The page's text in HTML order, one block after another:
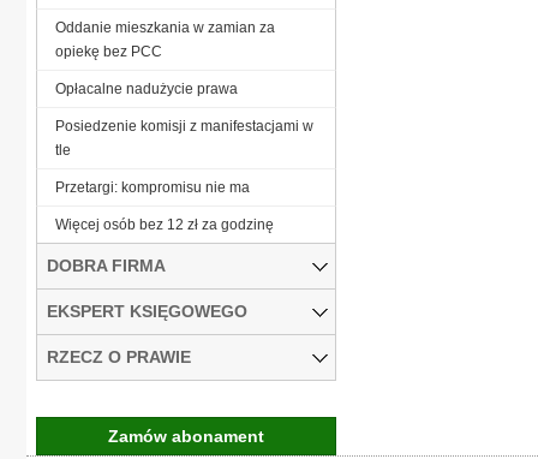
Oddanie mieszkania w zamian za
opiekę bez PCC
Opłacalne nadużycie prawa
Posiedzenie komisji z manifestacjami w
tle
Przetargi: kompromisu nie ma
Więcej osób bez 12 zł za godzinę
DOBRA FIRMA
EKSPERT KSIĘGOWEGO
RZECZ O PRAWIE
Zamów abonament